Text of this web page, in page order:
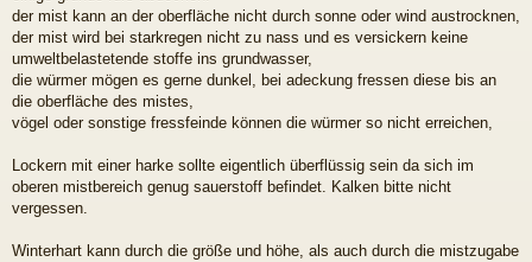
a
der mist kann an der oberfläche nicht durch sonne oder wind austrocknen,
der mist wird bei starkregen nicht zu nass und es versickern keine
umweltbelastetende stoffe ins grundwasser,
die würmer mögen es gerne dunkel, bei adeckung fressen diese bis an
die oberfläche des mistes,
vögel oder sonstige fressfeinde können die würmer so nicht erreichen,
Lockern mit einer harke sollte eigentlich überflüssig sein da sich im
oberen mistbereich genug sauerstoff befindet. Kalken bitte nicht
vergessen.
Winterhart kann durch die größe und höhe, als auch durch die mistzugabe